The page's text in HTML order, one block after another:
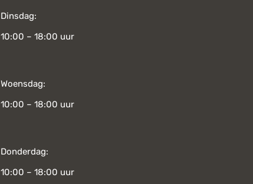
Dinsdag:
10:00 – 18:00 uur
Woensdag:
10:00 – 18:00 uur
Donderdag:
10:00 – 18:00 uur